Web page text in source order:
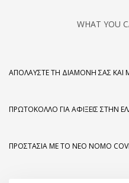
WHAT YOU
ΑΠΟΛΑΎΣΤΕ ΤΗ ΔΙΑΜΟΝΉ ΣΑΣ ΚΑΙ
ΠΡΩΤΌΚΟΛΛΟ ΓΙΑ ΑΦΊΞΕΙΣ ΣΤΗΝ
ΠΡΟΣΤΑΣΊΑ ΜΕ ΤΟ ΝΈΟ ΝΌΜΟ